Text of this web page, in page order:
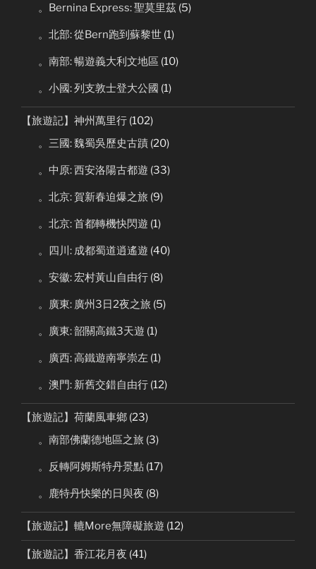
。Bernina Express: 聖莫里茲 (5)
。北部: 從Bern跑到蘇黎世 (1)
。南部: 暢遊義大利文地區 (10)
。小國: 列支敦士登大公國 (1)
【旅遊記】神州萬里行 (102)
。三國: 魏蜀吳歷史古蹟 (20)
。中原: 西安洛陽古都遊 (33)
。北京: 賀新春迫爆之旅 (9)
。北京: 首都轉機快閃遊 (1)
。四川: 成都蜀道逍遙遊 (40)
。安徽: 宏村黃山自由行 (8)
。廣東: 廣州3日2夜之旅 (5)
。廣東: 韶關高鐵3天遊 (1)
。廣西: 高鐵遊南寧崇左 (1)
。澳門: 新舊交錯自由行 (12)
【旅遊記】荷蘭風車鄉 (23)
。南部佛蘭德地區之旅 (3)
。反轉阿姆斯特丹景點 (17)
。鹿特丹快樂的日與夜 (8)
【旅遊記】轆More無障礙旅遊 (12)
【旅遊記】香江花月夜 (41)